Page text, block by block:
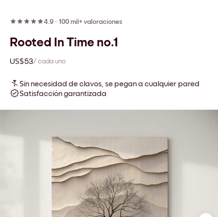
4.9 · 100 mil+ valoraciones
Rooted In Time no.1
US$53/ cada uno
Sin necesidad de clavos, se pegan a cualquier pared
Satisfacción garantizada